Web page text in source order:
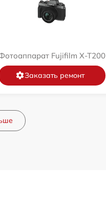
Fujifilm X-T200
Заказать ремонт